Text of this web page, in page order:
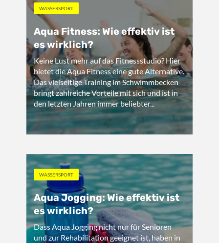
WASSERSPORT
Aqua Fitness: Wie effektiv ist
es wirklich?
Keine Lust mehr auf das Fitnessstudio? Hier
bietet die Aqua Fitness eine gute Alternative.
Das vielseitige Training im Schwimmbecken
bringt zahlreiche Vorteile mit sich und ist in
den letzten Jahren immer beliebter...
WASSERSPORT
Aqua Jogging: Wie effektiv ist
es wirklich?
Dass Aqua Jogging nicht nur für Senioren
und zur Rehabilitation geeignet ist, haben in